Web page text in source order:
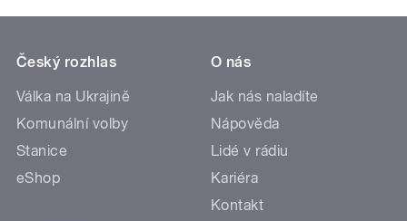
Český rozhlas
Válka na Ukrajině
Komunální volby
Stanice
eShop
O nás
Jak nás naladíte
Nápověda
Lidé v rádiu
Kariéra
Kontakt